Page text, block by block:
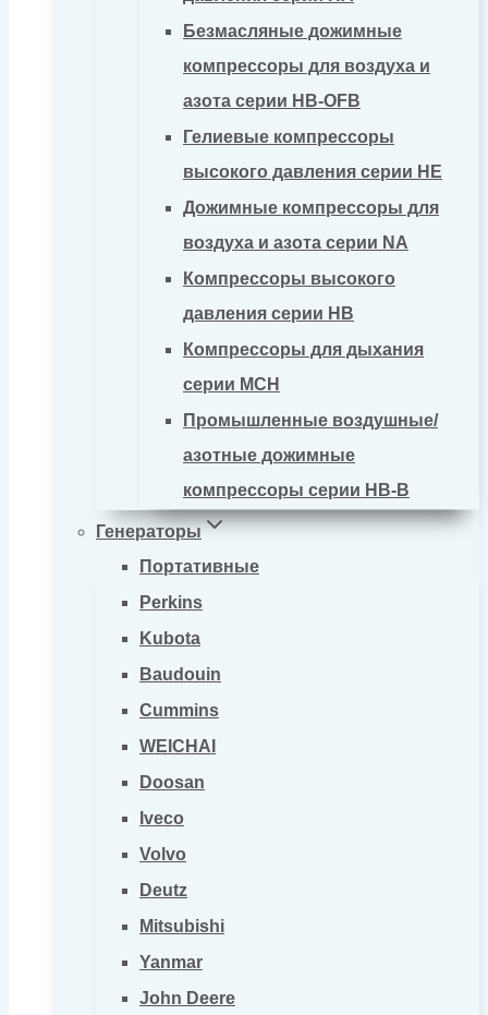
Безмасляные дожимные
компрессоры для воздуха и
азота серии HB-OFB
Гелиевые компрессоры
высокого давления серии HE
Дожимные компрессоры для
воздуха и азота серии NA
Компрессоры высокого
давления серии HB
Компрессоры для дыхания
серии MCH
Промышленные воздушные/
азотные дожимные
компрессоры серии HB-B
Генераторы
Портативные
Perkins
Kubota
Baudouin
Cummins
WEICHAI
Doosan
Iveco
Volvo
Deutz
Mitsubishi
Yanmar
John Deere